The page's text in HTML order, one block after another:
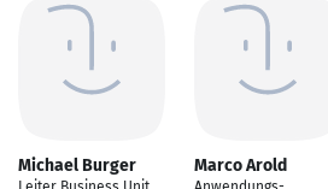
Michael Burger Marco Arold